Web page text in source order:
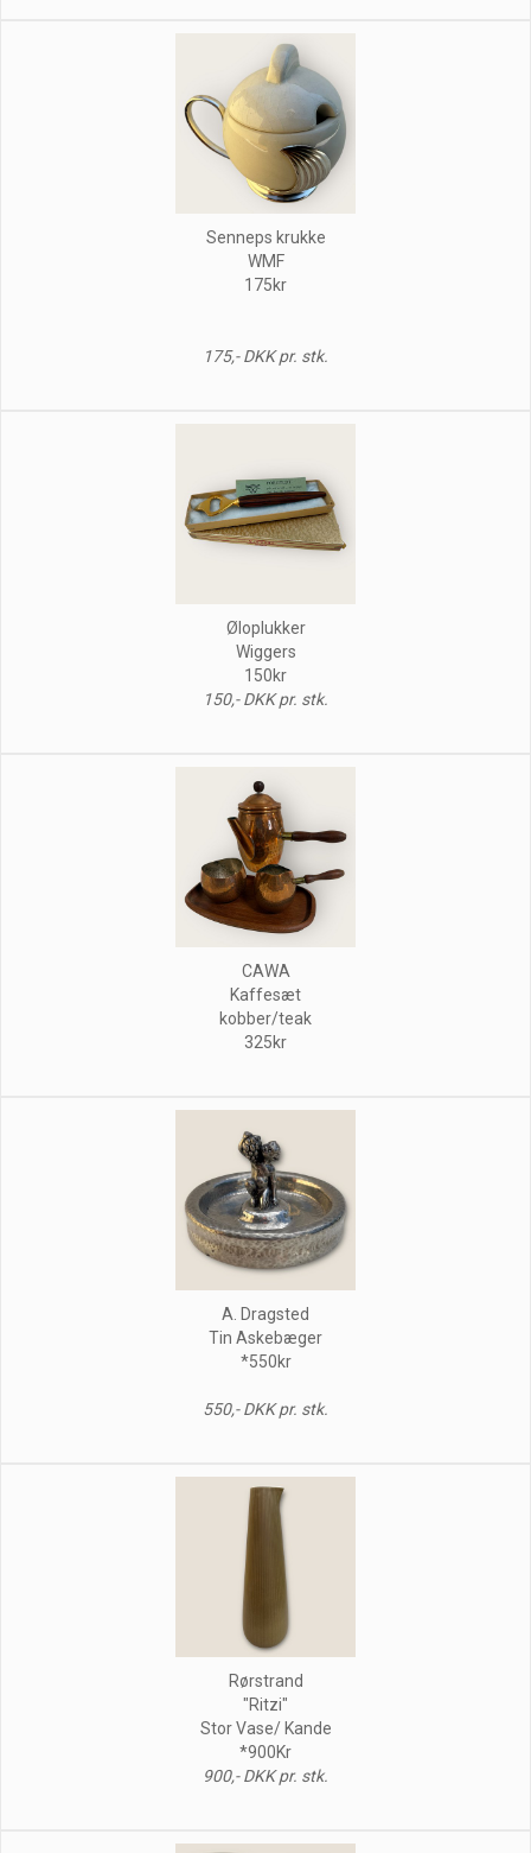
Senneps krukke
WMF
175kr
175,- DKK pr. stk.
Øloplukker
Wiggers
150kr
150,- DKK pr. stk.
CAWA
Kaffesæt
kobber/teak
325kr
A. Dragsted
Tin Askebæger
*550kr
550,- DKK pr. stk.
Rørstrand
"Ritzi"
Stor Vase/ Kande
*900Kr
900,- DKK pr. stk.